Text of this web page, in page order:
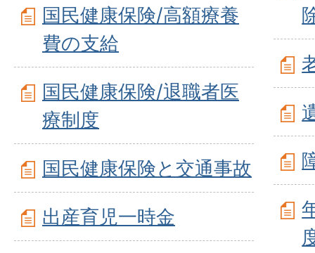
国民健康保険/高額療養
費の支給
国民健康保険/退職者医
療制度
国民健康保険と交通事故
出産育児一時金